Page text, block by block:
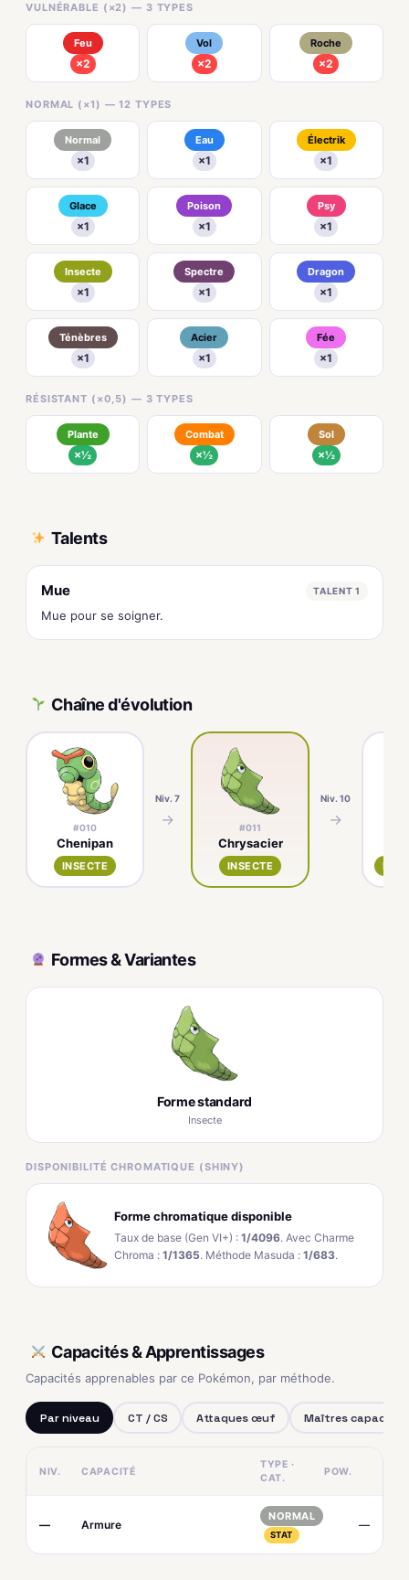
VULNÉRABLE (×2) — 3 TYPES
Feu
×2
Vol
×2
Roche
×2
NORMAL (×1) — 12 TYPES
Normal
×1
Eau
×1
Électrik
×1
Glace
×1
Poison
×1
Psy
×1
Insecte
×1
Spectre
×1
Dragon
×1
Ténèbres
×1
Acier
×1
Fée
×1
RÉSISTANT (×0,5) — 3 TYPES
Plante
×½
Combat
×½
Sol
×½
Talents
Mue TALENT 1
Mue pour se soigner.
Chaîne d'évolution
#010
Chenipan
INSECTE
Niv. 7
→ #011
Chrysacier
INSECTE
Niv. 10
→
Formes & Variantes
Forme standard
Insecte
DISPONIBILITÉ CHROMATIQUE (SHINY)
Forme chromatique disponible
Taux de base (Gen VI+) : 1/4096. Avec Charme
Chroma : 1/1365. Méthode Masuda : 1/683.
Capacités & Apprentissages
Capacités apprenables par ce Pokémon, par méthode.
Par niveau CT / CS Attaques œuf Maîtres capacités
NIV. CAPACITÉ
TYPE ·
CAT.
POW.
— Armure
NORMAL
STAT
—